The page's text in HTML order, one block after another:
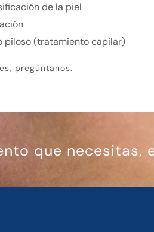
de la piel
piloso (tratamiento capilar)
pregúntanos.
que necesitas,